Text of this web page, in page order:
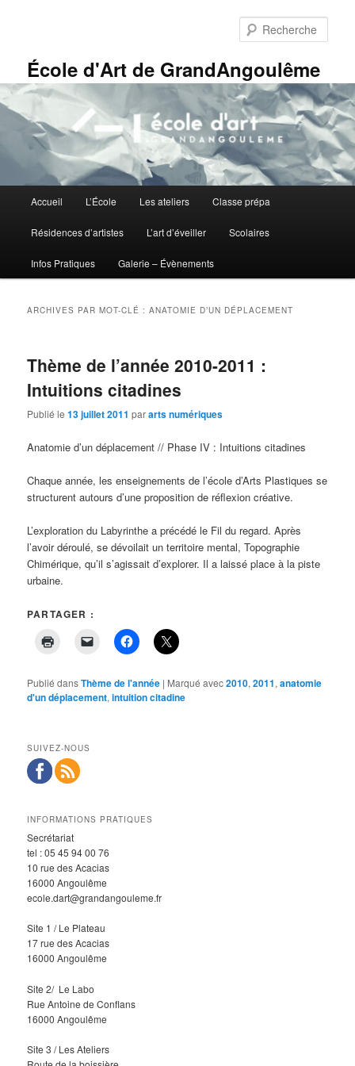
principal
secondaireÉcole d'Art de GrandAngoulême
principal
Accueil L’École Les ateliers Classe prépa
Résidences d’artistes L’art d’éveiller Scolaires
Infos Pratiques Galerie – Évènements
ARCHIVES PAR MOT-CLÉ :ANATOMIE D’UN DÉPLACEMENT
Thème de l’année 2010-2011 :
Intuitions citadines
Publié le13 juillet 2011 pararts numériques
Anatomie d’un déplacement // Phase IV : Intuitions citadines
Chaque année, les enseignements de l’école d’Arts Plastiques se
structurent autours d’une proposition de réflexion créative.
L’exploration du Labyrinthe a précédé le Fil du regard. Après
l’avoir déroulé, se dévoilait un territoire mental, Topographie
Chimérique, qu’il s’agissait d’explorer. Il a laissé place à la piste
urbaine.
PARTAGER :
Publié dansThème de l'année | Marqué avec2010,2011,anatomie
d'un déplacement,intuition citadine
SUIVEZ-NOUS
INFORMATIONS PRATIQUES
Secrétariat
tel : 05 45 94 00 76
10 rue des Acacias
16000 Angoulême
ecole.dart@grandangouleme.fr
Site 1 / Le Plateau
17 rue des Acacias
16000 Angoulême
Site 2/ Le Labo
Rue Antoine de Conflans
16000 Angoulême
Site 3 / Les Ateliers